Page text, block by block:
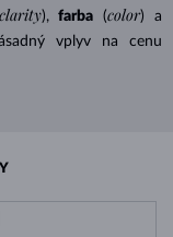
clarity), farba (color) a
vplyv na cenu